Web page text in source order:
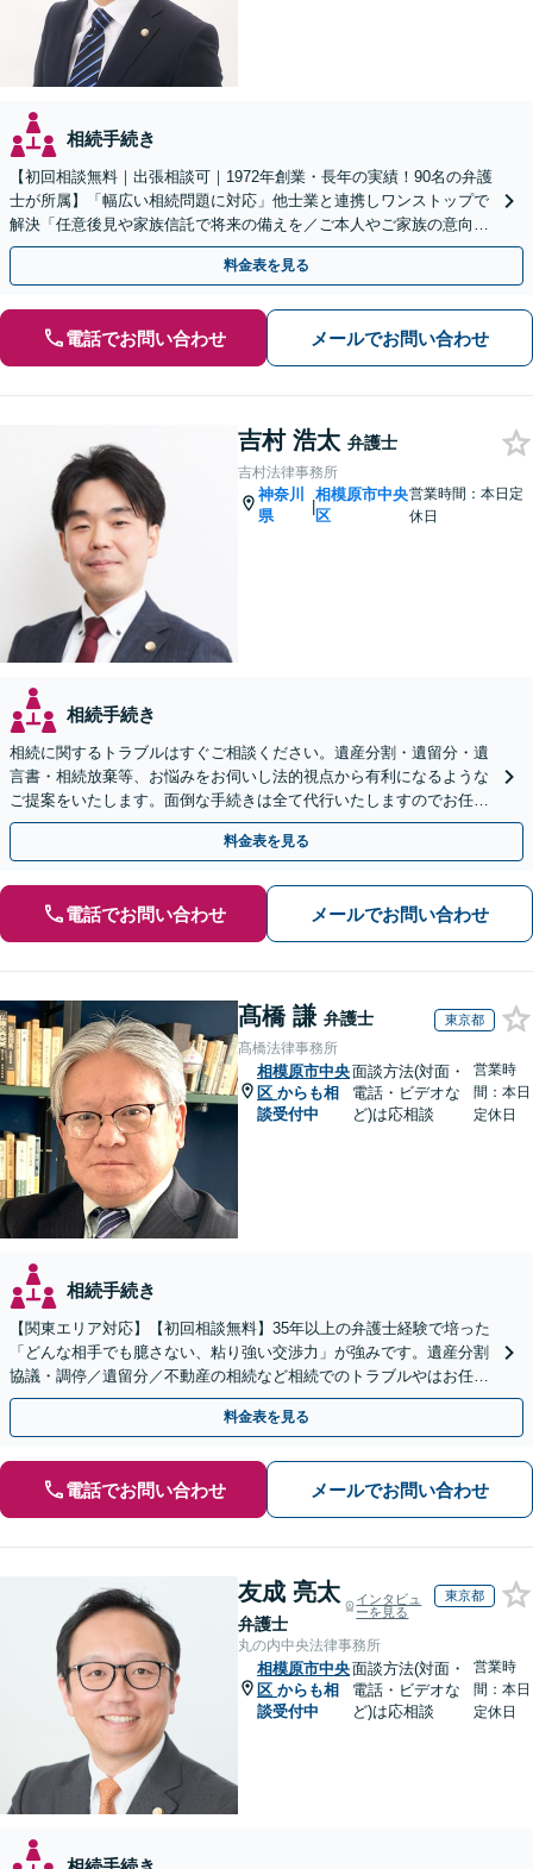
相続手続き
【初回相談無料｜出張相談可｜1972年創業・長年の実績！90名の弁護
士が所属】「幅広い相続問題に対応」他士業と連携しワンストップで
解決「任意後見や家族信託で将来の備えを／ご本人やご家族の意向を
最大限尊重しご提案」【休日・夜間相談可】
料金表を見る
電話でお問い合わせ メールでお問い合わせ
吉村 浩太 弁護士
吉村法律事務所
神奈川
県
|
相模原市中央
区
営業時間：本日定
休日
相続手続き
相続に関するトラブルはすぐご相談ください。遺産分割・遺留分・遺
言書・相続放棄等、お悩みをお伺いし法的視点から有利になるような
ご提案をいたします。面倒な手続きは全て代行いたしますのでお任せ
ください！【JR相模原駅徒歩12分】
料金表を見る
電話でお問い合わせ メールでお問い合わせ
髙橋 謙 弁護士 東京都
髙橋法律事務所
相模原市中央
区 からも相
談受付中
面談方法(対面・
電話・ビデオな
ど)は応相談
営業時
間：本日
定休日
相続手続き
【関東エリア対応】【初回相談無料】35年以上の弁護士経験で培った
「どんな相手でも臆さない、粘り強い交渉力」が強みです。遺産分割
協議・調停／遺留分／不動産の相続など相続でのトラブルやはお任せ
ください。遺言書や生前贈与など生前対策にも注力
料金表を見る
電話でお問い合わせ メールでお問い合わせ
友成 亮太
弁護士
インタビュ
ーを見る
東京都
丸の内中央法律事務所
相模原市中央
区 からも相
談受付中
面談方法(対面・
電話・ビデオな
ど)は応相談
営業時
間：本日
定休日